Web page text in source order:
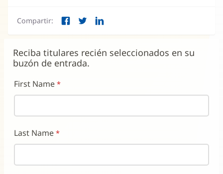
Compartir: Facebook
en
una
ventana
Twitter
en
una
ventana
LinkedIn
en
una
Reciba titulares recién seleccionados en su
buzón de entrada.
First Name
Last Name